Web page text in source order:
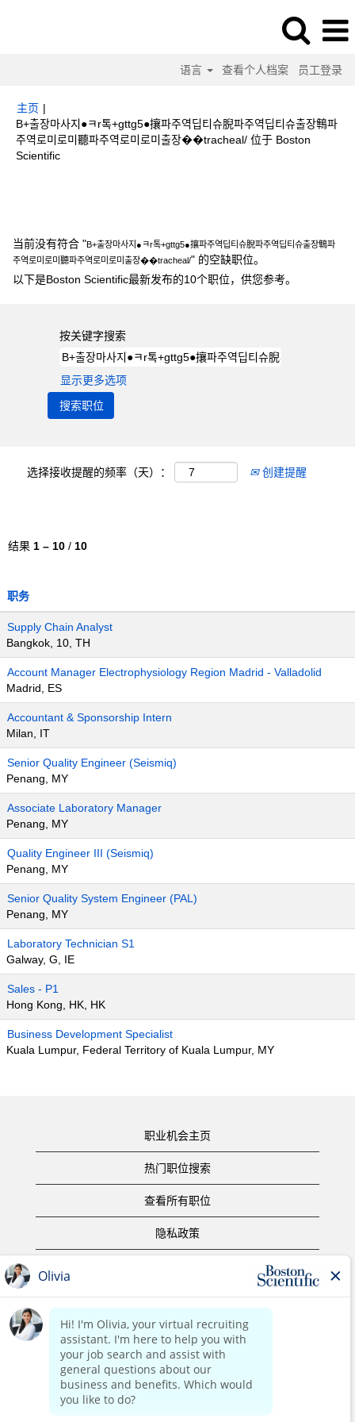
语言 查看个人档案 员工登录
主页 |
B+출장마사지●ㅋr톡+gttg5●攘파주역딥티슈腉파주역딥티슈출장鶽파
주역로미로미聽파주역로미로미출장��tracheal/ 位于 Boston
Scientific（当
当前没有符合 "B+출장마사지●ㅋr톡+gttg5●攘파주역딥티슈腉파주역딥티슈출장鶽파
주역로미로미聽파주역로미로미출장��tracheal/" 的空缺职位。
以下是Boston Scientific最新发布的10个职位，供您参考。
按关键字搜索
显示更多选项
选择接收提醒的频率（天）： 创建提醒
结果 1 – 10 / 10
职务
Supply Chain Analyst
Bangkok, 10, TH
Account Manager Electrophysiology Region Madrid - Valladolid
Madrid, ES
Accountant & Sponsorship Intern
Milan, IT
Senior Quality Engineer (Seismiq)
Penang, MY
Associate Laboratory Manager
Penang, MY
Quality Engineer III (Seismiq)
Penang, MY
Senior Quality System Engineer (PAL)
Penang, MY
Laboratory Technician S1
Galway, G, IE
Sales - P1
Hong Kong, HK, HK
Business Development Specialist
Kuala Lumpur, Federal Territory of Kuala Lumpur, MY
职业机会主页
热门职位搜索
查看所有职位
隐私政策
版权声明
联系我们
公司主页